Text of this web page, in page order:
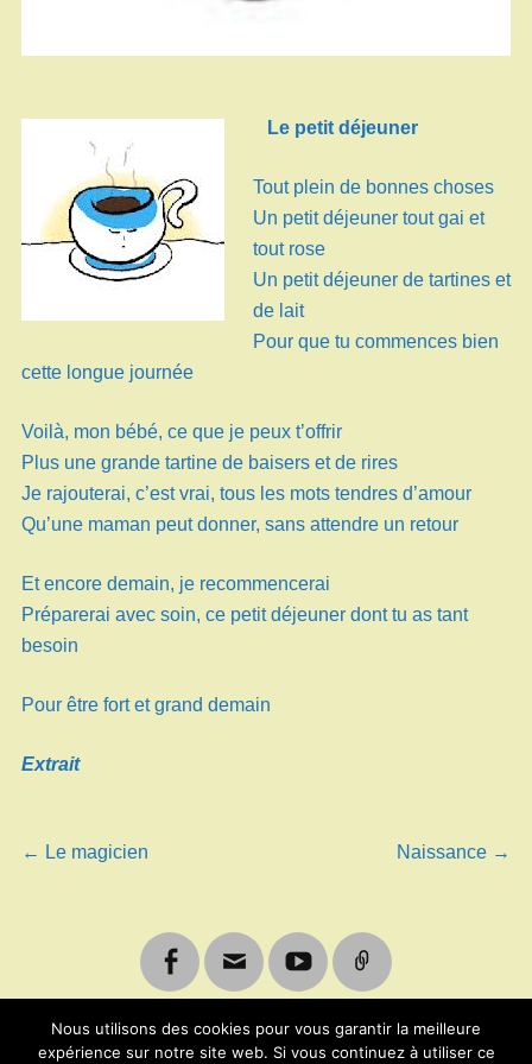
Le petit déjeuner
Tout plein de bonnes choses
Un petit déjeuner tout gai et
tout rose
Un petit déjeuner de tartines et
de lait
Pour que tu commences bien
cette longue journée
Voilà, mon bébé, ce que je peux t’offrir
Plus une grande tartine de baisers et de rires
Je rajouterai, c’est vrai, tous les mots tendres d’amour
Qu’une maman peut donner, sans attendre un retour
Et encore demain, je recommencerai
Préparerai avec soin, ce petit déjeuner dont tu as tant
besoin
Pour être fort et grand demain
Extrait
Navigation
l’article
← Article
Le magicien
Article
Naissance →
Facebook
EmailYoutube
Lien
Nous utilisons des cookies pour vous garantir la meilleure
expérience sur notre site web. Si vous continuez à utiliser ce